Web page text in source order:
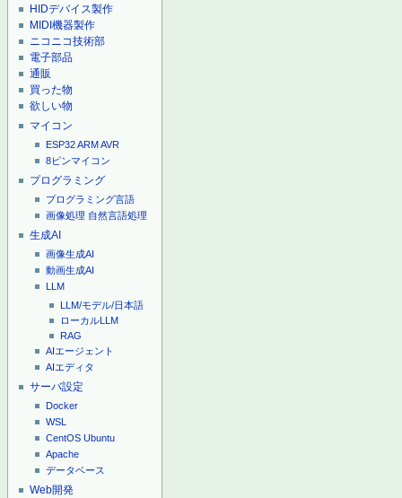
HIDデバイス製作
MIDI機器製作
ニコニコ技術部
電子部品
通販
買った物
欲しい物
マイコン
ESP32ARMAVR
8ピンマイコン
プログラミング
プログラミング言語
画像処理 自然言語処理
生成AI
画像生成AI
動画生成AI
LLM
LLM/モデル/日本語
ローカルLLM
RAG
AIエージェント
AIエディタ
サーバ設定
Docker
WSL
CentOS Ubuntu
Apache
データベース
Web開発